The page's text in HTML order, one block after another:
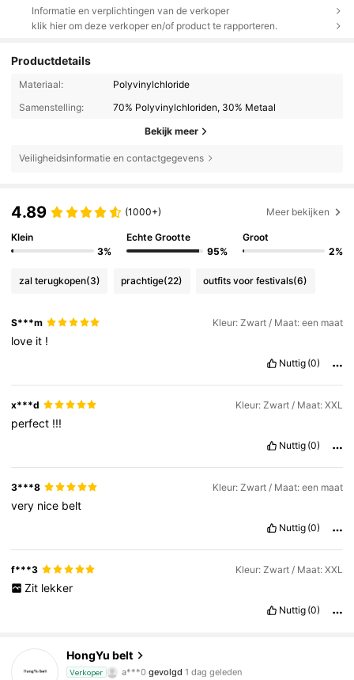
Informatie en verplichtingen van de verkoper
klik hier om deze verkoper en/of product te rapporteren.
Productdetails
Materiaal:
Polyvinylchloride
Samenstelling:
70% Polyvinylchloriden, 30% Metaal
Bekijk meer
Veiligheidsinformatie en contactgegevens
4.89 (1000+) Meer bekijken
Klein
3%
Echte Grootte
95%
Groot
2%
zal terugkopen(3) prachtige(22) outfits voor festivals(6)
S***m Kleur: Zwart / Maat: een maat
love it !
Nuttig (0)
x***d Kleur: Zwart / Maat: XXL
perfect !!!
Nuttig (0)
3***8 Kleur: Zwart / Maat: een maat
very nice belt
Nuttig (0)
f***3 Kleur: Zwart / Maat: XXL
Zit lekker
Nuttig (0)
HongYu belt
Verkoper
a***0
4.78
1.4K Volgers